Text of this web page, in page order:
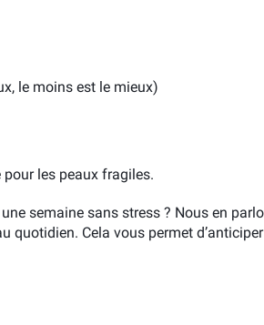
le moins est le mieux)
pour les peaux fragiles.
semaine sans stress ? Nous en
quotidien. Cela vous permet